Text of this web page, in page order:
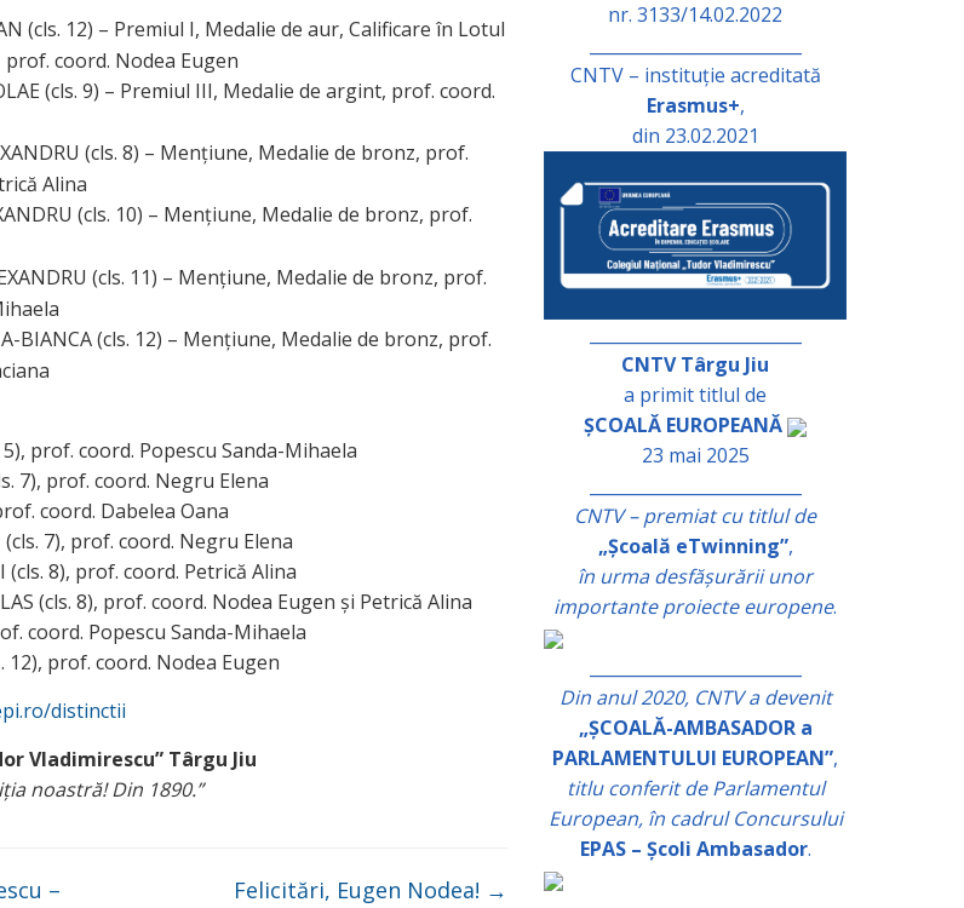
(cls. 12) – Premiul I, Medalie de aur, Calificare în Lotul
coord. Nodea Eugen
(cls. 9) – Premiul III, Medalie de argint, prof. coord.
(cls. 8) – Mențiune, Medalie de bronz, prof.
Alina
(cls. 10) – Mențiune, Medalie de bronz, prof.
(cls. 11) – Mențiune, Medalie de bronz, prof.
BIANCA (cls. 12) – Mențiune, Medalie de bronz, prof.
5), prof. coord. Popescu Sanda-Mihaela
7), prof. coord. Negru Elena
coord. Dabelea Oana
(cls. 7), prof. coord. Negru Elena
(cls. 8), prof. coord. Petrică Alina
(cls. 8), prof. coord. Nodea Eugen și Petrică Alina
coord. Popescu Sanda-Mihaela
12), prof. coord. Nodea Eugen
distinctii
Vladimirescu” Târgu Jiu
noastră! Din 1890.”
–
Felicitări, Eugen Nodea! →
nr. 3133/14.02.2022
CNTV – instituție acreditată
Erasmus+,
din 23.02.2021
CNTV Târgu Jiu
a primit titlul de
ȘCOALĂ EUROPEANĂ
23 mai 2025
CNTV – premiat cu titlul de
„Școală eTwinning”,
în urma desfășurării unor
importante proiecte europene.
Din anul 2020, CNTV a devenit
„ȘCOALĂ-AMBASADOR a
PARLAMENTULUI EUROPEAN”,
titlu conferit de Parlamentul
European, în cadrul Concursului
EPAS – Școli Ambasador.